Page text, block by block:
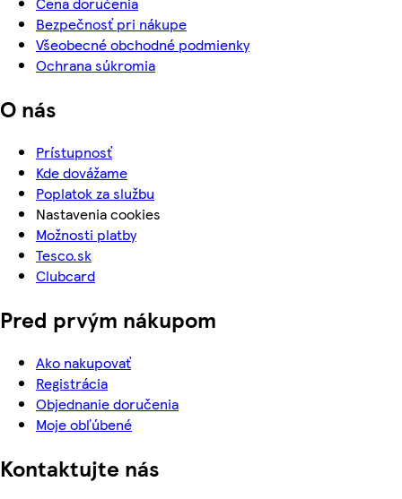
Bezpečnosť pri nákupe
Všeobecné obchodné podmienky
Ochrana súkromia
O nás
Prístupnosť
Kde dovážame
Poplatok za službu
Nastavenia cookies
Možnosti platby
Tesco.sk
Clubcard
Pred prvým nákupom
Ako nakupovať
Registrácia
Objednanie doručenia
Moje obľúbené
Kontaktujte nás